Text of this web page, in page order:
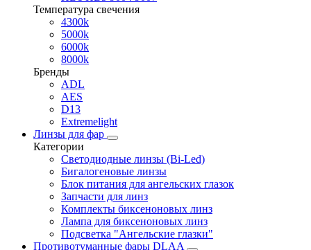
Температура свечения
4300k
5000k
6000k
8000k
Бренды
ADL
AES
D13
Extremelight
Линзы для фар
Категории
Светодиодные линзы (Bi-Led)
Бигалогеновые линзы
Блок питания для ангельских глазок
Запчасти для линз
Комплекты биксеноновых линз
Лампа для биксеноновых линз
Подсветка "Ангельские глазки"
Противотуманные фары DLAA